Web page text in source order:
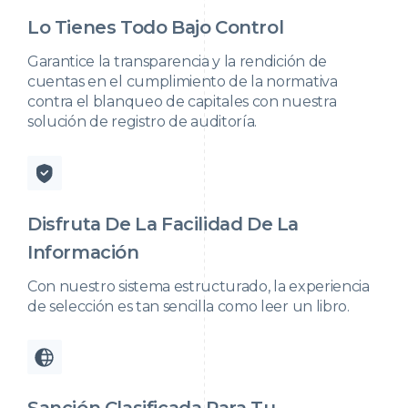
Lo Tienes Todo Bajo Control
Garantice la transparencia y la rendición de
cuentas en el cumplimiento de la normativa
contra el blanqueo de capitales con nuestra
solución de registro de auditoría.
Disfruta De La Facilidad De La
Información
Con nuestro sistema estructurado, la experiencia
de selección es tan sencilla como leer un libro.